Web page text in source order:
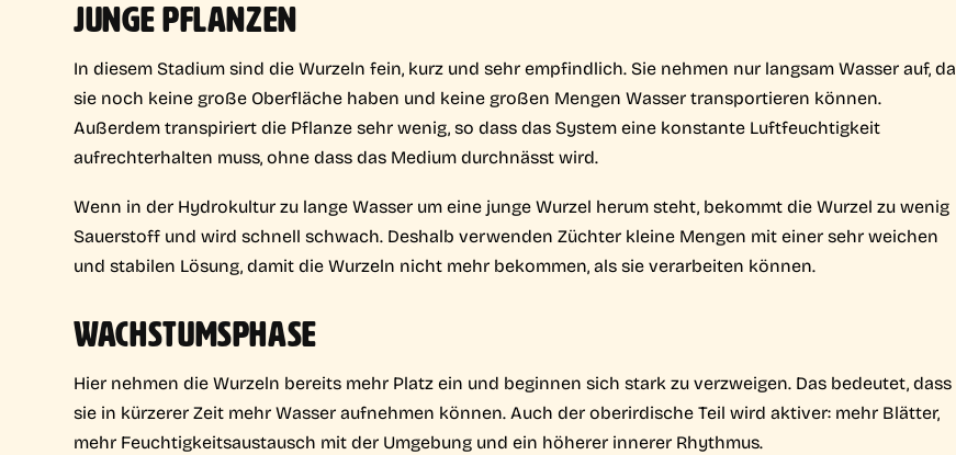
JUNGE PFLANZEN
In diesem Stadium sind die Wurzeln fein, kurz und sehr empfindlich. Sie nehmen nur langsam Wasser auf, da
sie noch keine große Oberfläche haben und keine großen Mengen Wasser transportieren können.
Außerdem transpiriert die Pflanze sehr wenig, so dass das System eine konstante Luftfeuchtigkeit
aufrechterhalten muss, ohne dass das Medium durchnässt wird.
Wenn in der Hydrokultur zu lange Wasser um eine junge Wurzel herum steht, bekommt die Wurzel zu wenig
Sauerstoff und wird schnell schwach. Deshalb verwenden Züchter kleine Mengen mit einer sehr weichen
und stabilen Lösung, damit die Wurzeln nicht mehr bekommen, als sie verarbeiten können.
WACHSTUMSPHASE
Hier nehmen die Wurzeln bereits mehr Platz ein und beginnen sich stark zu verzweigen. Das bedeutet, dass
sie in kürzerer Zeit mehr Wasser aufnehmen können. Auch der oberirdische Teil wird aktiver: mehr Blätter,
mehr Feuchtigkeitsaustausch mit der Umgebung und ein höherer innerer Rhythmus.